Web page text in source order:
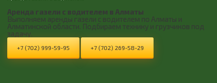
Аренда газели с водителем в Алматы
Выполняем аренды газели с водителем по Алматы и
Алматинской области. Подбираем технику и грузчиков под
задачу.
+7 (702) 999-59-95 +7 (702) 269-58-29